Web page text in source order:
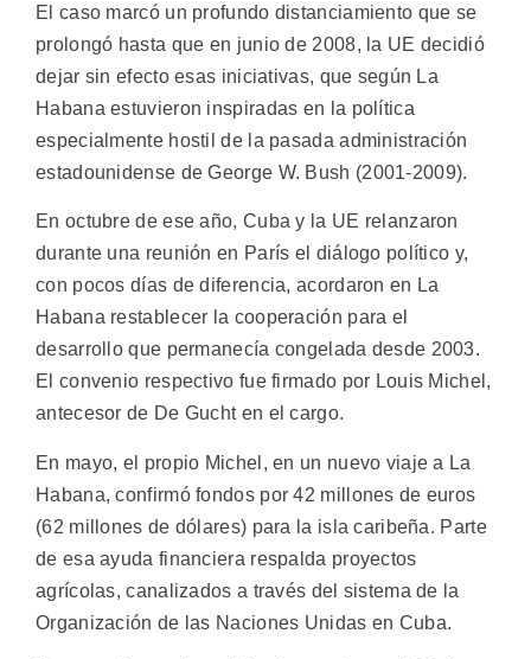
El caso marcó un profundo distanciamiento que se
prolongó hasta que en junio de 2008, la UE decidió
dejar sin efecto esas iniciativas, que según La
Habana estuvieron inspiradas en la política
especialmente hostil de la pasada administración
estadounidense de George W. Bush (2001-2009).
En octubre de ese año, Cuba y la UE relanzaron
durante una reunión en París el diálogo político y,
con pocos días de diferencia, acordaron en La
Habana restablecer la cooperación para el
desarrollo que permanecía congelada desde 2003.
El convenio respectivo fue firmado por Louis Michel,
antecesor de De Gucht en el cargo.
En mayo, el propio Michel, en un nuevo viaje a La
Habana, confirmó fondos por 42 millones de euros
(62 millones de dólares) para la isla caribeña. Parte
de esa ayuda financiera respalda proyectos
agrícolas, canalizados a través del sistema de la
Organización de las Naciones Unidas en Cuba.